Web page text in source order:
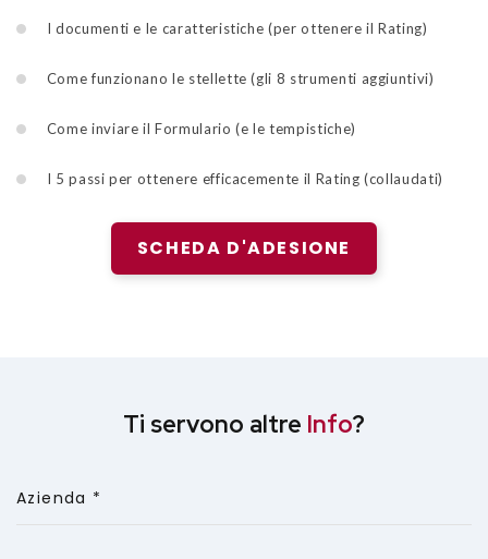
I documenti e le caratteristiche (per ottenere il Rating)
Come funzionano le stellette (gli 8 strumenti aggiuntivi)
Come inviare il Formulario (e le tempistiche)
I 5 passi per ottenere efficacemente il Rating (collaudati)
SCHEDA D'ADESIONE
Ti servono altre Info?
Azienda *